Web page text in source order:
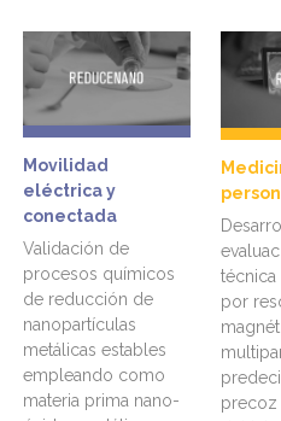
Movilidad
eléctrica y
conectada
Validación de
procesos químicos
de reducción de
nanopartículas
metálicas estables
empleando como
materia prima nano-
técnica
por
precoz